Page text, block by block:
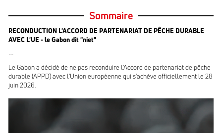
Sommaire
RECONDUCTION L'ACCORD DE PARTENARIAT DE PÊCHE DURABLE
AVEC L'UE - le Gabon dit"niet"
--
Le Gabon a décidé de ne pas reconduire l'Accord de partenariat de pêche
durable (APPD) avec l'Union européenne qui s'achève officiellement le 28
juin 2026.